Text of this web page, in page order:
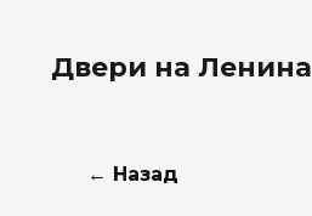
Двери на Ленина
← Назад